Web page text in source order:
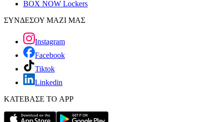
BOX NOW Lockers
ΣΥΝΔΕΣΟΥ ΜΑΖΙ ΜΑΣ
Instagram
Facebook
Tiktok
Linkedin
ΚΑΤΕΒΑΣΕ ΤΟ APP